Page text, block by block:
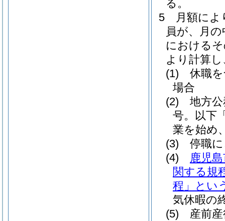
る。
5
月額に
員が、月
における
より計算
(1)
休職
場合
(2)
地方
号。以下
業を始め
(3)
停職
(4)
鹿児
関する規
程」とい
気休暇の
(5)
産前